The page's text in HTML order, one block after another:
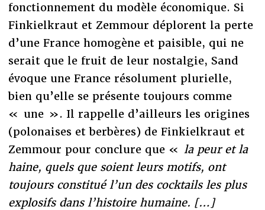
fonctionnement du modèle économique. Si
Finkielkraut et Zemmour déplorent la perte
d’une France homogène et paisible, qui ne
serait que le fruit de leur nostalgie, Sand
évoque une France résolument plurielle,
bien qu’elle se présente toujours comme
« une ». Il rappelle d’ailleurs les origines
(polonaises et berbères) de Finkielkraut et
Zemmour pour conclure que « la peur et la
haine, quels que soient leurs motifs, ont
toujours constitué l’un des cocktails les plus
explosifs dans l’histoire humaine. […]